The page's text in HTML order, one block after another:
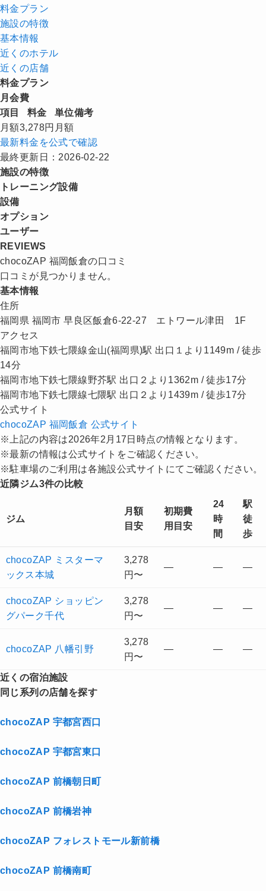
料金プラン
施設の特徴
基本情報
近くのホテル
近くの店舗
料金プラン
月会費
項目
料金 単位備考
月額3,278円 月額
最新料金を公式で確認
最終更新日：2026-02-22
施設の特徴
トレーニング設備
設備
オプション
ユーザー
REVIEWS
chocoZAP 福岡飯倉の口コミ
口コミが見つかりません。
基本情報
住所
福岡県 福岡市 早良区飯倉6-22-27 エトワール津田 1F
アクセス
福岡市地下鉄七隈線金山(福岡県)駅 出口１より1149m / 徒歩
14分
福岡市地下鉄七隈線野芥駅 出口２より1362m / 徒歩17分
福岡市地下鉄七隈線七隈駅 出口２より1439m / 徒歩17分
公式サイト
chocoZAP 福岡飯倉 公式サイト
※上記の内容は2026年2月17日時点の情報となります。
※最新の情報は公式サイトをご確認ください。
※駐車場のご利用は各施設公式サイトにてご確認ください。
近隣ジム3件の比較
ジム
月額
目安
初期費
用目安
24
時
間
駅
徒
歩
chocoZAP ミスターマ
ックス本城
3,278
円〜
— — —
chocoZAP ショッピン
グパーク千代
3,278
円〜
— — —
chocoZAP 八幡引野
3,278
円〜
— — —
近くの宿泊施設
同じ系列の店舗を探す
chocoZAP 宇都宮西口
chocoZAP 宇都宮東口
chocoZAP 前橋朝日町
chocoZAP 前橋岩神
chocoZAP フォレストモール新前橋
chocoZAP 前橋南町